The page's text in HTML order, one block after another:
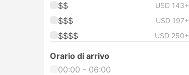
$$ USD 143+
$$$ USD 197+
$$$$ USD 250+
Orario di arrivo
00:00 - 06:00